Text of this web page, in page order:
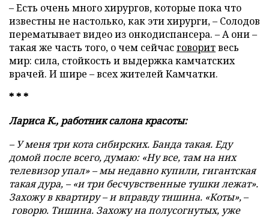
– Есть очень много хирургов, которые пока что
известны не настолько, как эти хирурги, – Солодов
перематывает видео из онкодиспансера. – А они –
такая же часть того, о чем сейчасговоритвесь
мир: сила, стойкость и выдержка камчатских
врачей. И шире – всех жителей Камчатки.
* * *
Лариса К., работник салона красоты:
– У меня три кота сибирских. Банда такая. Еду
домой после всего, думаю: «Ну все, там на них
телевизор упал» – мы недавно купили, гигантская
такая дура, – «и три бесчувственные тушки лежат».
Захожу в квартиру – и вправду тишина. «Коты»,–
говорю. Тишина. Захожу на полусогнутых, уже